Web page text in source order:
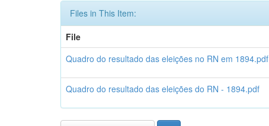
Files in This Item:
File
Quadro do resultado das eleições no RN em 1894.pdf
Quadro do resultado das eleições do RN - 1894.pdf